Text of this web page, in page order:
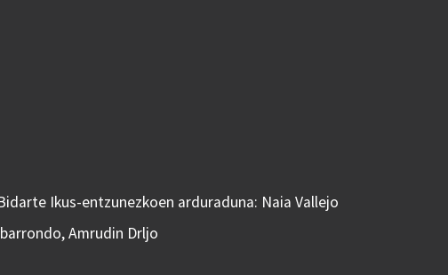
Ikus-entzunezkoen arduraduna: Naia Vallejo
Amrudin Drljo